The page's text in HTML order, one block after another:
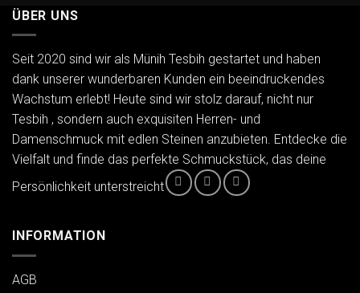
ÜBER UNS
Seit 2020 sind wir als Münih Tesbih gestartet und haben
dank unserer wunderbaren Kunden ein beeindruckendes
Wachstum erlebt! Heute sind wir stolz darauf, nicht nur
Tesbih , sondern auch exquisiten Herren- und
Damenschmuck mit edlen Steinen anzubieten. Entdecke die
Vielfalt und finde das perfekte Schmuckstück, das deine
Persönlichkeit unterstreicht
INFORMATION
AGB